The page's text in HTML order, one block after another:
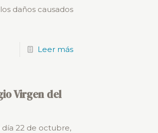
daños causados
Leer más
Virgen del
día 22 de octubre,